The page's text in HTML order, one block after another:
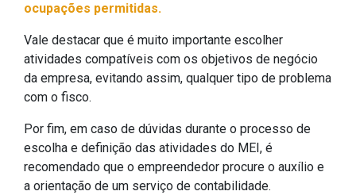
ocupações permitidas.
Vale destacar que é muito importante escolher
atividades compatíveis com os objetivos de negócio
da empresa, evitando assim, qualquer tipo de problema
com o fisco.
Por fim, em caso de dúvidas durante o processo de
escolha e definição das atividades do MEI, é
recomendado que o empreendedor procure o auxílio e
a orientação de um serviço de contabilidade.